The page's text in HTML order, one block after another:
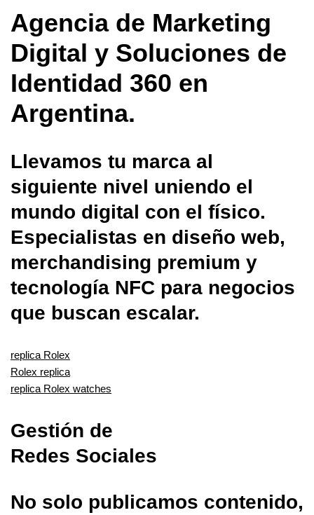
Agencia de Marketing
Digital y Soluciones de
Identidad 360 en
Argentina.
Llevamos tu marca al
siguiente nivel uniendo el
mundo digital con el físico.
Especialistas en diseño web,
merchandising premium y
tecnología NFC para negocios
que buscan escalar.
replica Rolex
Rolex replica
replica Rolex watches
Gestión de
Redes Sociales
No solo publicamos contenido,